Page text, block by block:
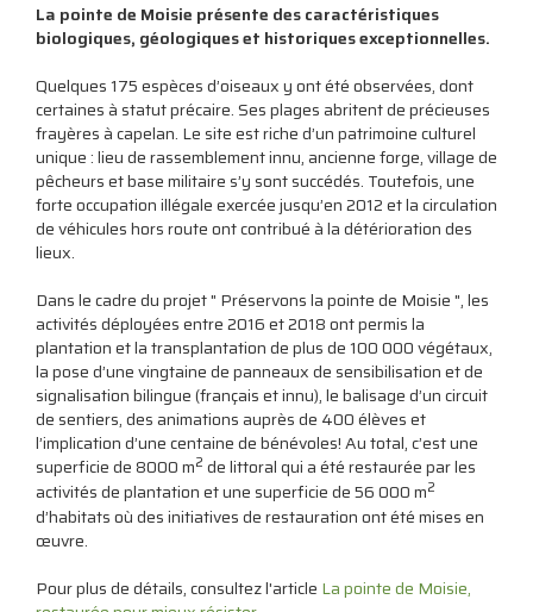
La pointe de Moisie présente des caractéristiques
biologiques, géologiques et historiques exceptionnelles.
Quelques 175 espèces d’oiseaux y ont été observées, dont
certaines à statut précaire. Ses plages abritent de précieuses
frayères à capelan. Le site est riche d’un patrimoine culturel
unique : lieu de rassemblement innu, ancienne forge, village de
pêcheurs et base militaire s’y sont succédés. Toutefois, une
forte occupation illégale exercée jusqu’en 2012 et la circulation
de véhicules hors route ont contribué à la détérioration des
lieux.
Dans le cadre du projet " Préservons la pointe de Moisie ", les
activités déployées entre 2016 et 2018 ont permis la
plantation et la transplantation de plus de 100 000 végétaux,
la pose d’une vingtaine de panneaux de sensibilisation et de
signalisation bilingue (français et innu), le balisage d’un circuit
de sentiers, des animations auprès de 400 élèves et
l’implication d’une centaine de bénévoles! Au total, c’est une
superficie de 8000 m2 de littoral qui a été restaurée par les
activités de plantation et une superficie de 56 000 m2
d’habitats où des initiatives de restauration ont été mises en
œuvre.
Pour plus de détails, consultez l'article La pointe de Moisie,